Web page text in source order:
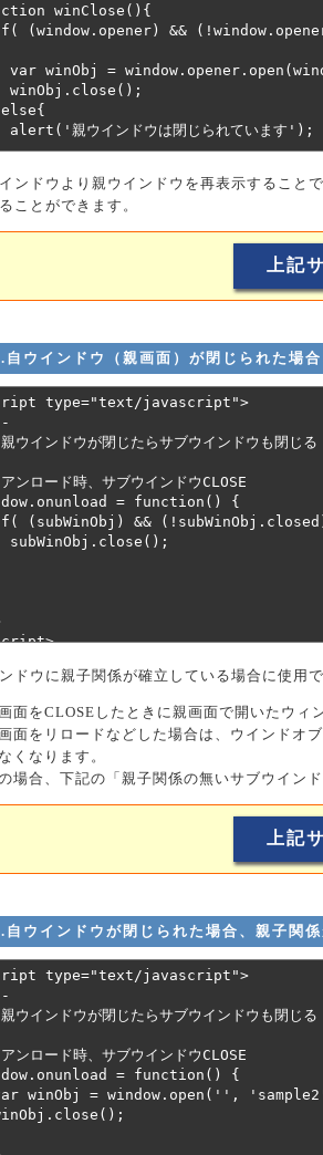
ンドウより親ウインドウを再表示すること
ことができます。
自ウインドウ（親画面）が閉じられた場
ドウに親子関係が確立している場合に使用
面をCLOSEしたときに親画面で開いたウィ
面をリロードなどした場合は、ウインドオ
くなります。
場合、下記の「親子関係の無いサブウイン
自ウインドウが閉じられた場合、親子関